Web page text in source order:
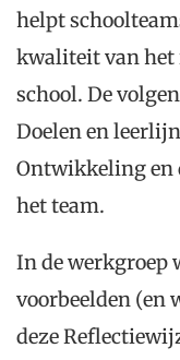
helpt
kwaliteit van
school. De
Doelen en
Ontwikkeling en
het team.
In de werkgroep
voorbeelden (en
deze